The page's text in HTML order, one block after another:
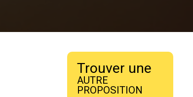
Trouver une
AUTRE
PROPOSITION